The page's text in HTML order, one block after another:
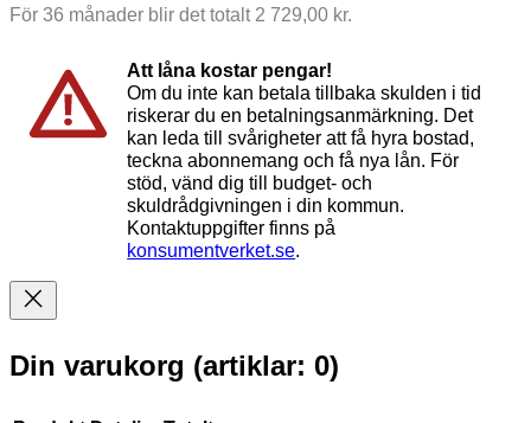
För 36 månader blir det totalt 2 729,00 kr.
Att låna kostar pengar!
Om du inte kan betala tillbaka skulden i tid
riskerar du en betalningsanmärkning. Det
kan leda till svårigheter att få hyra bostad,
teckna abonnemang och få nya lån. För
stöd, vänd dig till budget- och
skuldrådgivningen i din kommun.
Kontaktuppgifter finns på
konsumentverket.se.
Din varukorg (artiklar: 0)